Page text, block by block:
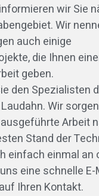
wir Sie
Wir
auch einige
die Ihnen
geben.
den Spezialisten
Wir
Arbeit
Stand der
einfach einmal an
eine schnelle E-
Ihren Kontakt.